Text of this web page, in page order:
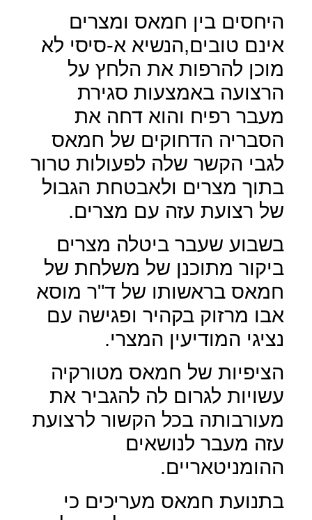
היחסים בין חמאס ומצרים
אינם טובים,הנשיא א-סיסי לא
מוכן להרפות את הלחץ על
הרצועה באמצעות סגירת
מעבר רפיח והוא דחה את
הסבריה הדחוקים של חמאס
לגבי הקשר שלה לפעולות טרור
בתוך מצרים ולאבטחת הגבול
של רצועת עזה עם מצרים.
בשבוע שעבר ביטלה מצרים
ביקור מתוכנן של משלחת של
חמאס בראשותו של ד"ר מוסא
אבו מרזוק בקהיר ופגישה עם
נציגי המודיעין המצרי.
הציפיות של חמאס מטורקיה
עשויות לגרום לה להגביר את
מעורבותה בכל הקשור לרצועת
עזה מעבר לנושאים
ההומניטאריים.
בתנועת חמאס מעריכים כי